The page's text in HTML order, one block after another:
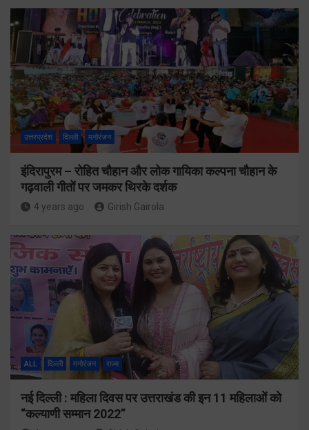
उत्तरप्रदेश दिल्ली मनोरंजन
इंदिरापुरम – रोहित चौहान और लोक गायिका कल्पना चौहान के
गढ़वाली गीतों पर जमकर थिरके दर्शक
4 years ago Girish Gairola
ALL दिल्ली मनोरंजन राज्य
नई दिल्ली : महिला दिवस पर उत्तराखंड की इन 11 महिलाओं को
“कल्याणी सम्मान 2022”